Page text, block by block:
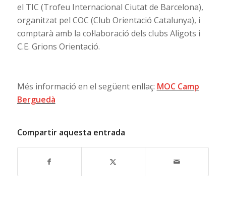
el TIC (Trofeu Internacional Ciutat de Barcelona),
organitzat pel COC (Club Orientació Catalunya), i
comptarà amb la col·laboració dels clubs Aligots i
C.E. Grions Orientació.
Més informació en el següent enllaç: MOC Camp
Berguedà
Compartir aquesta entrada